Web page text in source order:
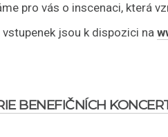
pro vás o inscenaci, která
vstupenek jsou k dispozici na
BENEFIČNÍCH